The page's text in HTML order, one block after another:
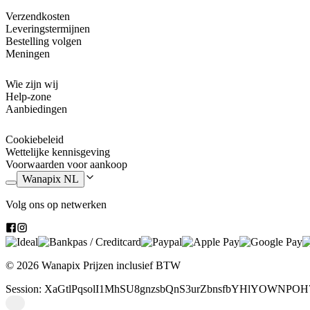
Verzendkosten
Leveringstermijnen
Bestelling volgen
Meningen
Wie zijn wij
Help-zone
Aanbiedingen
Cookiebeleid
Wettelijke kennisgeving
Voorwaarden voor aankoop
Wanapix NL
Volg ons op netwerken
© 2026 Wanapix Prijzen inclusief BTW
Session: